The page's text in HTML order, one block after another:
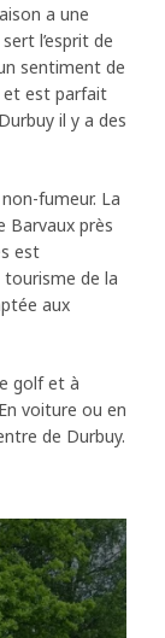
a une
l’esprit de
sentiment de
et est parfait
il y a des
fumeur. La
Barvaux près
est
tourisme de la
aux
golf et à
voiture ou en
de Durbuy.